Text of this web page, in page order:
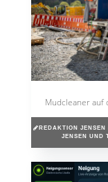
Mudcleaner auf
REDAKTION JENSEN
JENSEN UND